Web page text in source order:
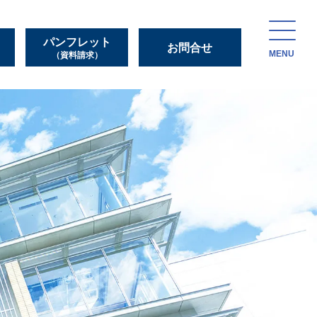
パンフレット
（資料請求）
お問合せ
MENU